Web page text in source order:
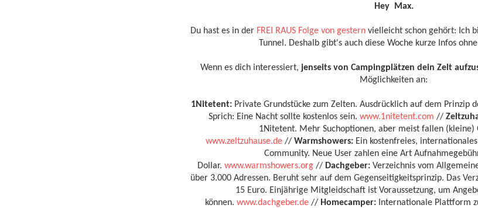
Hey Max.
Du hast es in der FREI RAUS Folge von gestern vielleicht schon gehört: Ich
Tunnel. Deshalb gibt's auch diese Woche kurze Infos
Wenn es dich interessiert, jenseits von Campingplätzen dein Zelt
Möglichkeiten an:
1Nitetent: Private Grundstücke zum Zelten. Ausdrücklich auf dem Prinzip
Sprich: Eine Nacht sollte kostenlos sein. www.1nitetent.com //
1Nitetent. Mehr Suchoptionen, aber meist fallen (kleine)
www.zeltzuhause.de // Warmshowers: Ein kostenfreies,
Community. Neue User zahlen eine Art
Dollar. www.warmshowers.org // Dachgeber: Verzeichnis vom
über 3.000 Adressen. Beruht sehr auf dem Gegenseitigkeitsprinzip. Das
15 Euro. Einjährige Mitgleidschaft ist Voraussetzung, um
können. www.dachgeber.de // Homecamper: Internationale Plattform